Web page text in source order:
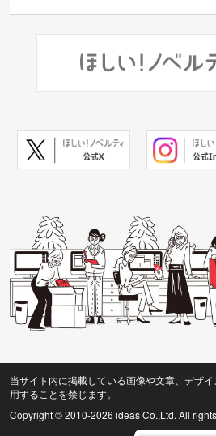
当サイト内に掲載している画像や文章、デザ
用することを禁じます。
Copyright © 2010-2026 ideas Co.,Ltd. All